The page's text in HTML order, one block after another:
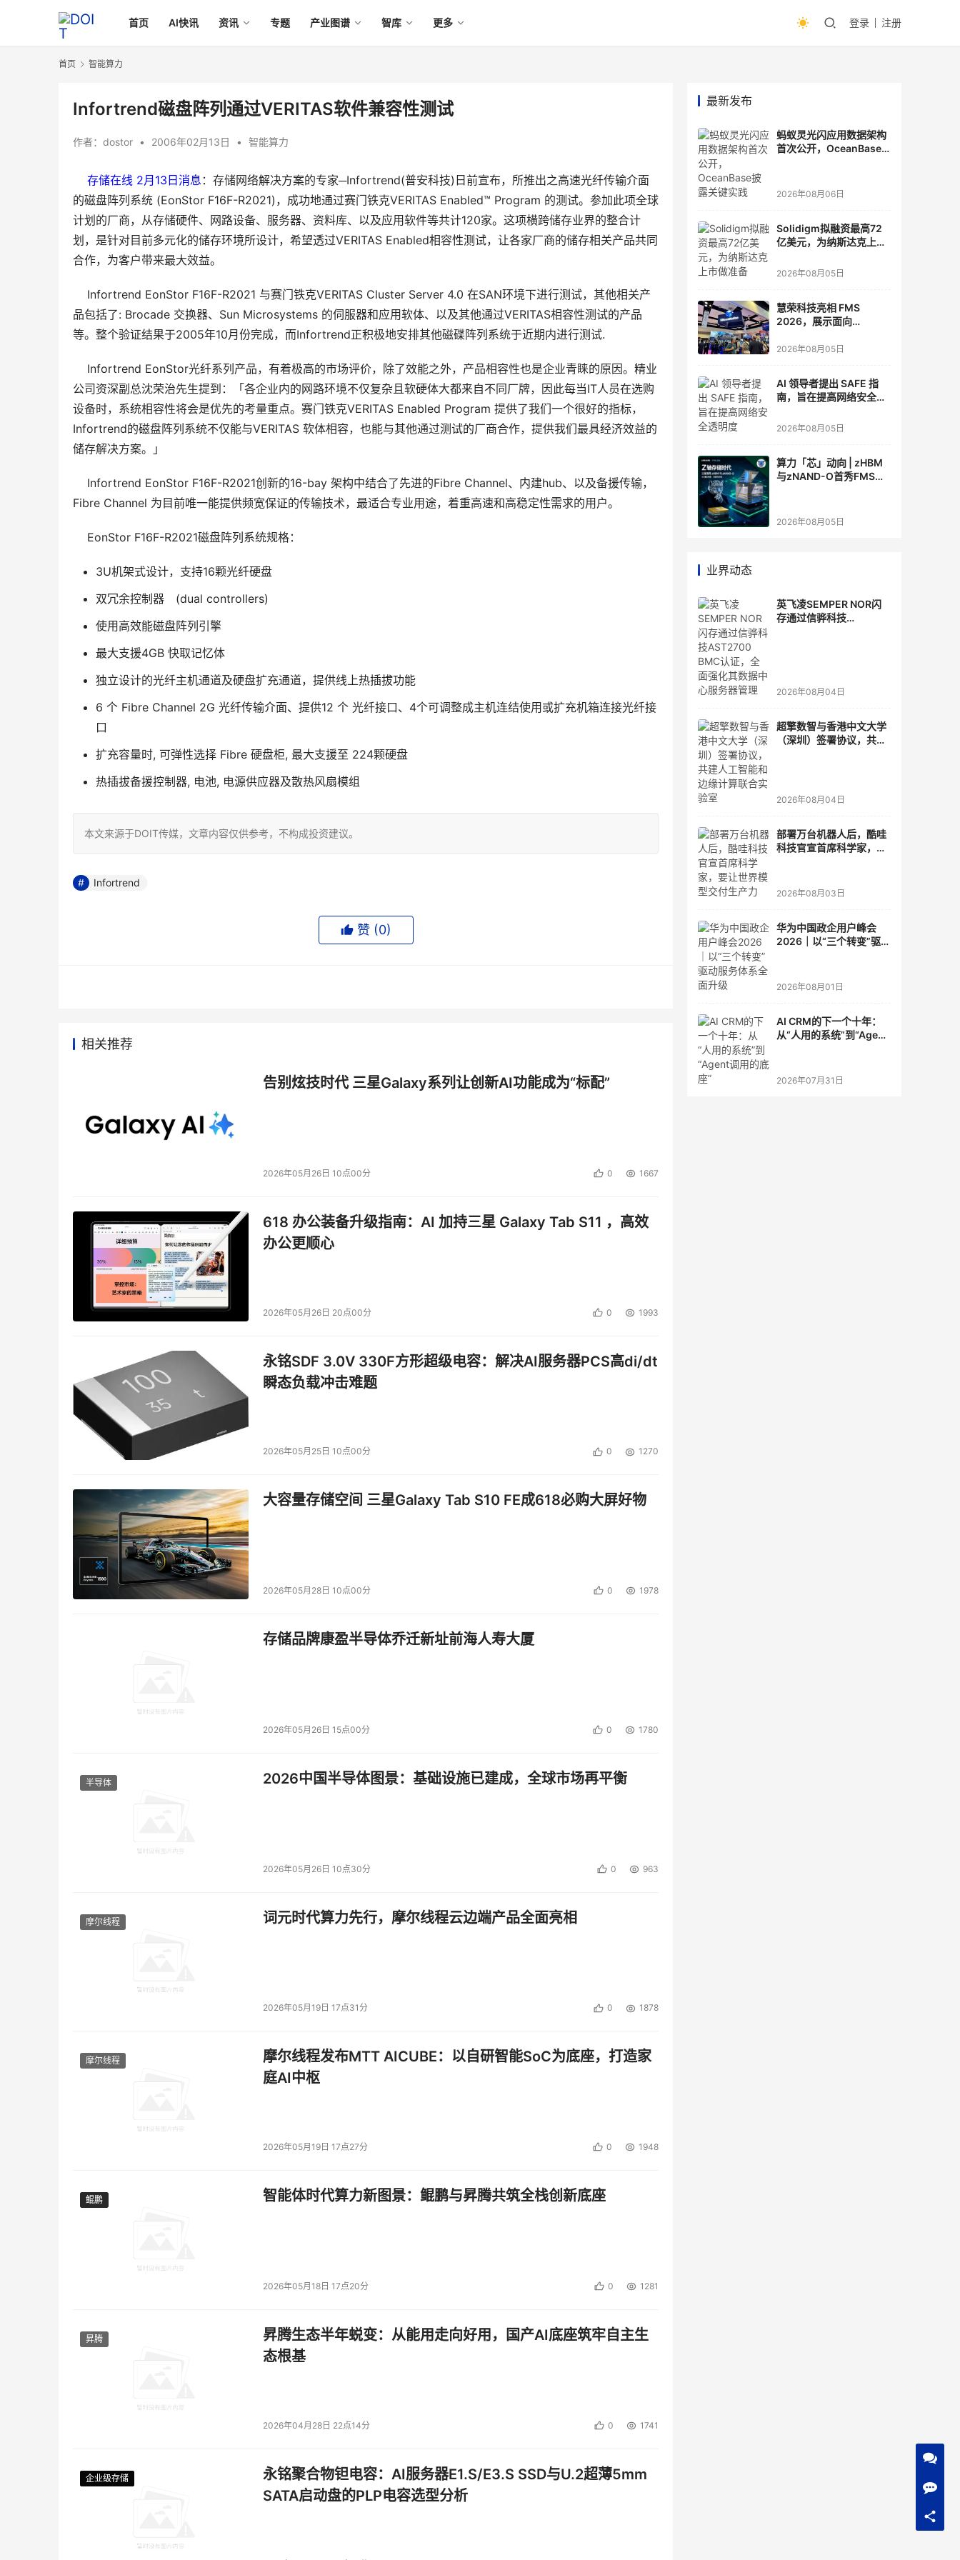
首页 AI快讯 资讯 专题 产业图谱 智库 更多 登录 注册
首页 智能算力
Infortrend磁盘阵列通过VERITAS软件兼容性测试
作者： dostor • 2006年02月13日 • 智能算力
存储在线 2月13日消息 ：存储网络解决方案的专家─Infortrend(普安科技)日前宣布，所推出之高速光纤传输介面
的磁盘阵列系统 (EonStor F16F-R2021)，成功地通过赛门铁克VERITAS Enabled™ Program 的测试。参加此项全球
计划的厂商，从存储硬件、网路设备、服务器、资料库、以及应用软件等共计120家。这项横跨储存业界的整合计
划，是针对目前多元化的储存环境所设计，希望透过VERITAS Enabled相容性测试，让各家厂商的储存相关产品共同
合作，为客户带来最大效益。
Infortrend EonStor F16F-R2021 与赛门铁克VERITAS Cluster Server 4.0 在SAN环境下进行测试，其他相关产
品包括了: Brocade 交换器、Sun Microsystems 的伺服器和应用软体、以及其他通过VERITAS相容性测试的产品
等。整个验证结果于2005年10月份完成，而Infortrend正积极地安排其他磁碟阵列系统于近期内进行测试.
Infortrend EonStor光纤系列产品，有着极高的市场评价，除了效能之外，产品相容性也是企业青睐的原因。精业
公司资深副总沈荣治先生提到：「各企业内的网路环境不仅复杂且软硬体大都来自不同厂牌，因此每当IT人员在选购
设备时，系统相容性将会是优先的考量重点。赛门铁克VERITAS Enabled Program 提供了我们一个很好的指标，
Infortrend的磁盘阵列系统不仅能与VERITAS 软体相容，也能与其他通过测试的厂商合作，提供我们最具经济效益的
储存解决方案。」
Infortrend EonStor F16F-R2021创新的16-bay 架构中结合了先进的Fibre Channel、内建hub、以及备援传输，
Fibre Channel 为目前唯一能提供频宽保证的传输技术，最适合专业用途，着重高速和高稳定性需求的用户。
EonStor F16F-R2021磁盘阵列系统规格：
3U机架式设计，支持16颗光纤硬盘
双冗余控制器 (dual controllers)
使用高效能磁盘阵列引擎
最大支援4GB 快取记忆体
独立设计的光纤主机通道及硬盘扩充通道，提供线上热插拔功能
6 个 Fibre Channel 2G 光纤传输介面、提供12 个 光纤接口、4个可调整成主机连结使用或扩充机箱连接光纤接
口
扩充容量时, 可弹性选择 Fibre 硬盘柜, 最大支援至 224颗硬盘
热插拔备援控制器, 电池, 电源供应器及散热风扇模组
本文来源于DOIT传媒，文章内容仅供参考，不构成投资建议。
Infortrend
赞 (0)
相关推荐
告别炫技时代 三星Galaxy系列让创新AI功能成为“标配”
2026年05月26日 10点00分 0 1667
618 办公装备升级指南：AI 加持三星 Galaxy Tab S11 ，高效
办公更顺心
2026年05月26日 20点00分 0 1993
永铭SDF 3.0V 330F方形超级电容：解决AI服务器PCS高di/dt
瞬态负载冲击难题
2026年05月25日 10点00分 0 1270
大容量存储空间 三星Galaxy Tab S10 FE成618必购大屏好物
2026年05月28日 10点00分 0 1978
存储品牌康盈半导体乔迁新址前海人寿大厦
2026年05月26日 15点00分 0 1780
半导体 2026中国半导体图景：基础设施已建成，全球市场再平衡
2026年05月26日 10点30分 0 963
摩尔线程 词元时代算力先行，摩尔线程云边端产品全面亮相
2026年05月19日 17点31分 0 1878
摩尔线程
摩尔线程发布MTT AICUBE：以自研智能SoC为底座，打造家
庭AI中枢
2026年05月19日 17点27分 0 1948
鲲鹏
鲲鹏 智能体时代算力新图景：鲲鹏与昇腾共筑全栈创新底座
2026年05月18日 17点20分 0 1281
昇腾
昇腾生态半年蜕变：从能用走向好用，国产AI底座筑牢自主生
态根基
2026年04月28日 22点14分 0 1741
企业级存储
企业级存储
企业级存储
企业级存储
永铭聚合物钽电容：AI服务器E1.S/E3.S SSD与U.2超薄5mm
SATA启动盘的PLP电容选型分析
最新发布
蚂蚁灵光闪应用数据架构
首次公开，OceanBase
2026年08月06日
Solidigm拟融资最高72
亿美元，为纳斯达克上市
2026年08月05日
慧荣科技亮相 FMS
2026，展示面向
存储方案
2026年08月05日
AI 领导者提出 SAFE 指
南，旨在提高网络安全透
2026年08月05日
算力「芯」动向 | zHBM
与zNAND-O首秀FMS
个维度，z轴算盘的魅力
2026年08月05日
业界动态
英飞凌SEMPER NOR闪
存通过信骅科技
2026年08月04日
超擎数智与香港中文大学
（深圳）签署协议，共建
2026年08月04日
部署万台机器人后，酷哇
科技官宣首席科学家，要
2026年08月03日
华为中国政企用户峰会
2026｜以“三个转变”驱动
2026年08月01日
AI CRM的下一个十年：
从“人用的系统”到“Agent
2026年07月31日